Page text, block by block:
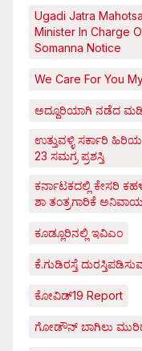
Ugadi Jatra
Minister In Charge
Somanna Notice
We Care For You
ಅದ್ದೂರಿಯಾಗಿ ನಡೆದ
ಉತ್ತುವಳ್ಳಿ ಸರ್ಕಾರಿ
23 ಸಮಗ್ರ ಪ್ರಶಸ್ತಿ
ಕರ್ನಾಟಕದಲ್ಲಿ ಕೇಸರಿ
ಶಾ ತಂತ್ರಗಾರಿಕೆ
ಕೂಡ್ಲೂರಿನಲ್ಲಿ ಇವಿಎಂ
ಕೆ.ಗುಡಿರಸ್ತೆ
ಕೋವಿಡ್‌19 Report
ಗೋಡೌನ್ ಬಾಗಿಲು